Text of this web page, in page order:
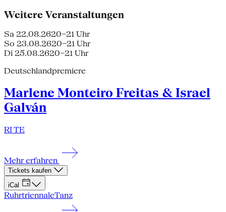
Weitere Veranstaltungen
Sa 22.08.2620–21 Uhr
So 23.08.2620–21 Uhr
Di 25.08.2620–21 Uhr
Deutschlandpremiere
Marlene Monteiro Freitas & Israel
Galván
RI TE
Mehr erfahren
Tickets kaufen
iCal
RuhrtriennaleTanz